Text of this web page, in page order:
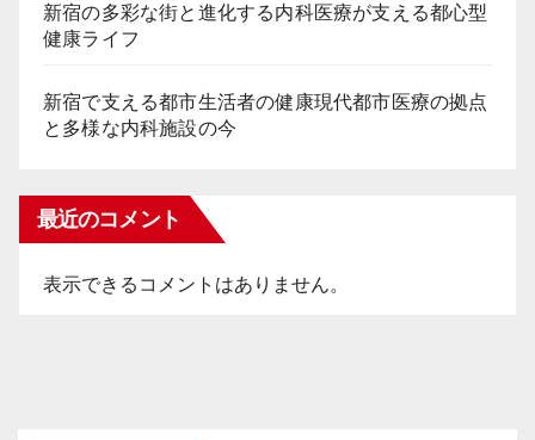
新宿の多彩な街と進化する内科医療が支える都心型
健康ライフ
新宿で支える都市生活者の健康現代都市医療の拠点
と多様な内科施設の今
最近のコメント
表示できるコメントはありません。